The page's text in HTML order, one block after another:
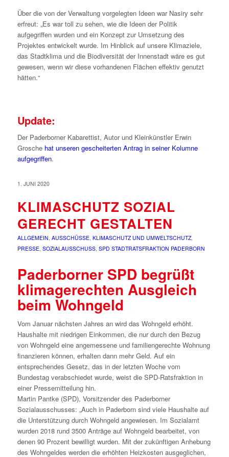
Über die von der Verwaltung vorgelegten Ideen war Nasiry sehr
erfreut: „Es war toll zu sehen, wie die Ideen der Politik
aufgegriffen wurden und ein Konzept zur Umsetzung des
Projektes entwickelt wurde. Im Hinblick auf unsere Klimaziele,
das Stadtklima und die Biodiversität der Innenstadt wäre es gut
gewesen, wenn wir diese vorhandenen Flächen effektiv genutzt
hätten.“
Update:
Der Paderborner Kabarettist, Autor und Kleinkünstler Erwin
Grosche hat unseren gescheiterten Antrag in seiner Kolumne
aufgegriffen.
1. JUNI 2020
KLIMASCHUTZ SOZIAL
GERECHT GESTALTEN
ALLGEMEIN AUSSCHÜSSE, KLIMASCHUTZ UND UMWELTSCHUTZ,
PRESSE, SOZIALAUSSCHUSS, SPD STADTRATSFRAKTION PADERBORN
Paderborner SPD begrüßt
klimagerechten Ausgleich
beim Wohngeld
Vom Januar nächsten Jahres an wird das Wohngeld erhöht.
Haushalte mit niedrigen Einkommen, die nur durch den Bezug
von Wohngeld eine angemessene und familiengerechte Wohnung
finanzieren können, erhalten dann mehr Geld. Auf ein
entsprechendes Gesetz, das in der letzten Woche vom
Bundestag verabschiedet wurde, weist die SPD-Ratsfraktion in
einer Pressemitteilung hin.
Martin Pantke (SPD), Vorsitzender des Paderborner
Sozialausschusses: „Auch in Paderborn sind viele Haushalte auf
die Unterstützung durch Wohngeld angewiesen. Im Sozialamt
wurden 2018 rund 3500 Anträge auf Wohngeld bearbeitet, von
denen 90 Prozent bewilligt wurden. Mit der zukünftigen Anhebung
des Wohngeldes werden die erhöhten Heizkosten ausgeglichen,